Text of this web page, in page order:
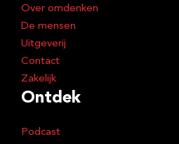
Over omdenken
De mensen
Uitgeverij
Contact
Zakelijk
Ontdek
Podcast